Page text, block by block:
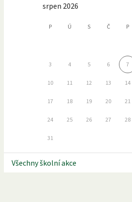
srpen 2026
P Ú S Č P
3 4 5 6 7
10 11 12 13 14
17 18 19 20 21
24 25 26 27 28
31
Všechny školní akce